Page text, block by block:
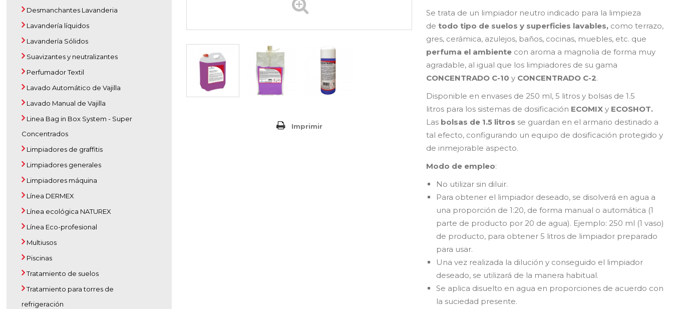
Desmanchantes Lavanderia
Lavandería líquidos
Lavandería Sólidos
Suavizantes y neutralizantes
Perfumador Textil
Lavado Automático de Vajilla
Lavado Manual de Vajilla
Linea Bag in Box System - Super
Concentrados
Limpiadores de graffitis
Limpiadores generales
Limpiadores máquina
Línea DERMEX
Línea ecológica NATUREX
Línea Eco-profesional
Multiusos
Piscinas
Tratamiento de suelos
Tratamiento para torres de
refrigeración
Imprimir
Se trata de un limpiador neutro indicado para la limpieza
de todo tipo de suelos y superficies lavables, como terrazo,
gres, cerámica, azulejos, baños, cocinas, muebles, etc. que
perfuma el ambiente con aroma a magnolia de forma muy
agradable, al igual que los limpiadores de su gama
CONCENTRADO C-10 y CONCENTRADO C-2.
Disponible en envases de 250 ml, 5 litros y bolsas de 1.5
litros para los sistemas de dosificación ECOMIX y ECOSHOT.
Las bolsas de 1.5 litros se guardan en el armario destinado a
tal efecto, configurando un equipo de dosificación protegido y
de inmejorable aspecto.
Modo de empleo:
No utilizar sin diluir.
Para obtener el limpiador deseado, se disolverá en agua a
una proporción de 1:20, de forma manual o automática (1
parte de producto por 20 de agua). Ejemplo: 250 ml (1 vaso)
de producto, para obtener 5 litros de limpiador preparado
para usar.
Una vez realizada la dilución y conseguido el limpiador
deseado, se utilizará de la manera habitual.
Se aplica disuelto en agua en proporciones de acuerdo con
la suciedad presente.